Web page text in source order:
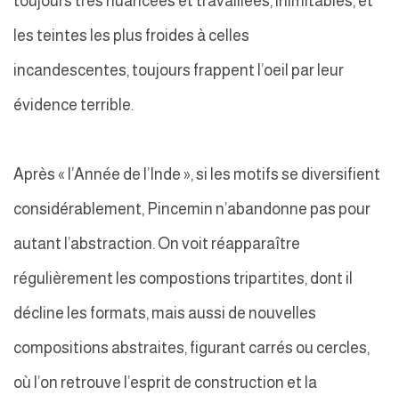
les teintes les plus froides à celles
incandescentes, toujours frappent l’oeil par leur
évidence terrible.
Après « l’Année de l’Inde », si les motifs se diversifient
considérablement, Pincemin n’abandonne pas pour
autant l’abstraction. On voit réapparaître
régulièrement les compostions tripartites, dont il
décline les formats, mais aussi de nouvelles
compositions abstraites, figurant carrés ou cercles,
où l’on retrouve l’esprit de construction et la